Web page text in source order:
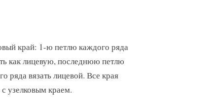
край: 1-ю петлю каждого ряда
как лицевую, последнюю петлю
ряда вязать лицевой. Все края
с узелковым краем.